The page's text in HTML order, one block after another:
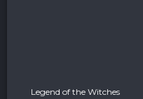
Legend of the Witches